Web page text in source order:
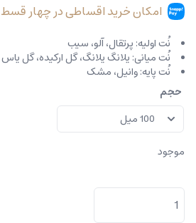
امکان خرید اقساطی در چهار قسط
نُت اولیه: پرتقال، آلو، سیب
نُت میانی: یلانگ یلانگ، گل ارکیده، گل یاس
نُت پایه:وانیل، مشک
حجم
موجود
کالدو
عدد